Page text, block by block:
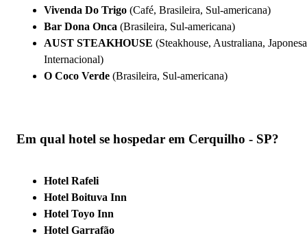
Vivenda Do Trigo (Café, Brasileira, Sul-americana)
Bar Dona Onca (Brasileira, Sul-americana)
AUST STEAKHOUSE (Steakhouse, Australiana,
Internacional)
O Coco Verde (Brasileira, Sul-americana)
Em qual hotel se hospedar em Cerquilho - SP?
Hotel Rafeli
Hotel Boituva Inn
Hotel Toyo Inn
Hotel Garrafão